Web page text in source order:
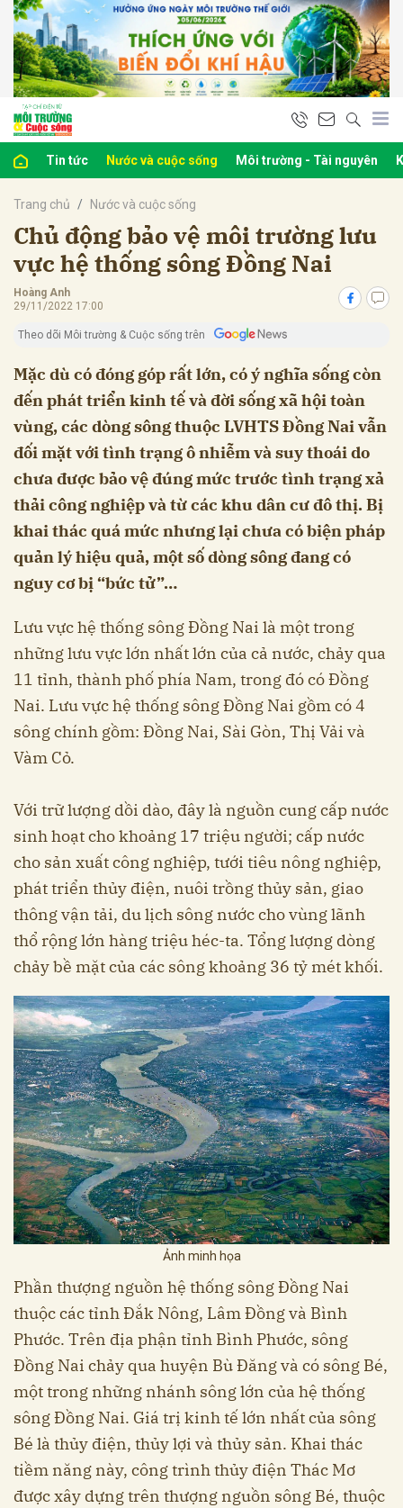
Tin tức Nước và cuộc sống Môi trường - Tài nguyên
Trang chủ Nước và cuộc sống
Chủ động bảo vệ môi trường lưu
vực hệ thống sông Đồng Nai
Hoàng Anh
29/11/2022 17:00
Theo dõi Môi trường & Cuộc sống trên
Mặc dù có đóng góp rất lớn, có ý nghĩa sống còn
đến phát triển kinh tế và đời sống xã hội toàn
vùng, các dòng sông thuộc LVHTS Đồng Nai vẫn
đối mặt với tình trạng ô nhiễm và suy thoái do
chưa được bảo vệ đúng mức trước tình trạng xả
thải công nghiệp và từ các khu dân cư đô thị. Bị
khai thác quá mức nhưng lại chưa có biện pháp
quản lý hiệu quả, một số dòng sông đang có
nguy cơ bị “bức tử”…
Lưu vực hệ thống sông Đồng Nai là một trong
những lưu vực lớn nhất lớn của cả nước, chảy qua
11 tỉnh, thành phố phía Nam, trong đó có Đồng
Nai. Lưu vực hệ thống sông Đồng Nai gồm có 4
sông chính gồm: Đồng Nai, Sài Gòn, Thị Vải và
Vàm Cỏ.
Với trữ lượng dồi dào, đây là nguồn cung cấp nước
sinh hoạt cho khoảng 17 triệu người; cấp nước
cho sản xuất công nghiệp, tưới tiêu nông nghiệp,
phát triển thủy điện, nuôi trồng thủy sản, giao
thông vận tải, du lịch sông nước cho vùng lãnh
thổ rộng lớn hàng triệu héc-ta. Tổng lượng dòng
chảy bề mặt của các sông khoảng 36 tỷ mét khối.
Ảnh minh họa
Phần thượng nguồn hệ thống sông Đồng Nai
thuộc các tỉnh Đắk Nông, Lâm Đồng và Bình
Phước. Trên địa phận tỉnh Bình Phước, sông
Đồng Nai chảy qua huyện Bù Đăng và có sông Bé,
một trong những nhánh sông lớn của hệ thống
sông Đồng Nai. Giá trị kinh tế lớn nhất của sông
Bé là thủy điện, thủy lợi và thủy sản. Khai thác
tiềm năng này, công trình thủy điện Thác Mơ
được xây dựng trên thượng nguồn sông Bé, thuộc
luận